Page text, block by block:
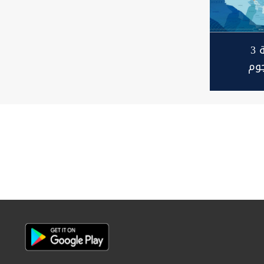
مقتل وإصابة 3